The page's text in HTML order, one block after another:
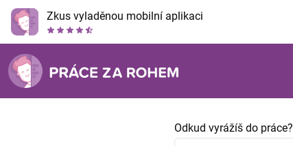
Zkus vyladěnou mobilní aplikaci
Odkud vyrážíš do práce?